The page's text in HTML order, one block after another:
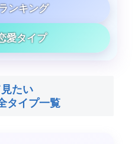
ンキング
愛タイプ
たい
イプ一覧